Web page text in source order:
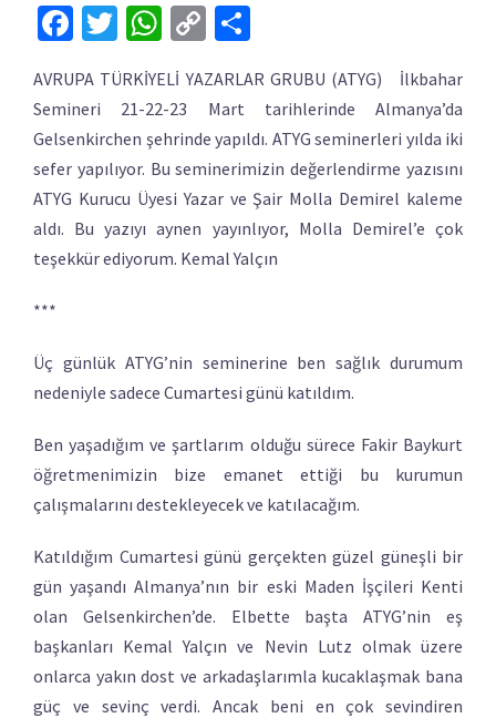
Facebook
Twitter
WhatsApp
Copy
AVRUPA TÜRKİYELİ YAZARLAR GRUBU (ATYG) İlkbahar
Semineri 21-22-23 Mart tarihlerinde Almanya’da
Gelsenkirchen şehrinde yapıldı. ATYG seminerleri yılda iki
sefer yapılıyor. Bu seminerimizin değerlendirme yazısını
ATYG Kurucu Üyesi Yazar ve Şair Molla Demirel kaleme
aldı. Bu yazıyı aynen yayınlıyor, Molla Demirel’e çok
teşekkür ediyorum. Kemal Yalçın
***
Üç günlük ATYG’nin seminerine ben sağlık durumum
nedeniyle sadece Cumartesi günü katıldım.
Ben yaşadığım ve şartlarım olduğu sürece Fakir Baykurt
öğretmenimizin bize emanet ettiği bu kurumun
çalışmalarını destekleyecek ve katılacağım.
Katıldığım Cumartesi günü gerçekten güzel güneşli bir
gün yaşandı Almanya’nın bir eski Maden İşçileri Kenti
olan Gelsenkirchen’de. Elbette başta ATYG’nin eş
başkanları Kemal Yalçın ve Nevin Lutz olmak üzere
onlarca yakın dost ve arkadaşlarımla kucaklaşmak bana
güç ve sevinç verdi. Ancak beni en çok sevindiren